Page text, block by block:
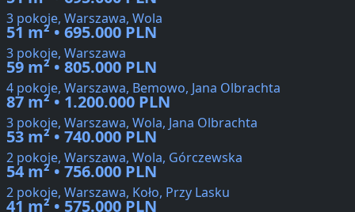
3 pokoje, Warszawa, Wola
51 m² • 695.000 PLN
3 pokoje, Warszawa
59 m² • 805.000 PLN
4 pokoje, Warszawa, Bemowo, Jana Olbrachta
87 m² • 1.200.000 PLN
3 pokoje, Warszawa, Wola, Jana Olbrachta
53 m² • 740.000 PLN
2 pokoje, Warszawa, Wola, Górczewska
54 m² • 756.000 PLN
2 pokoje, Warszawa, Koło, Przy Lasku
41 m² • 575.000 PLN